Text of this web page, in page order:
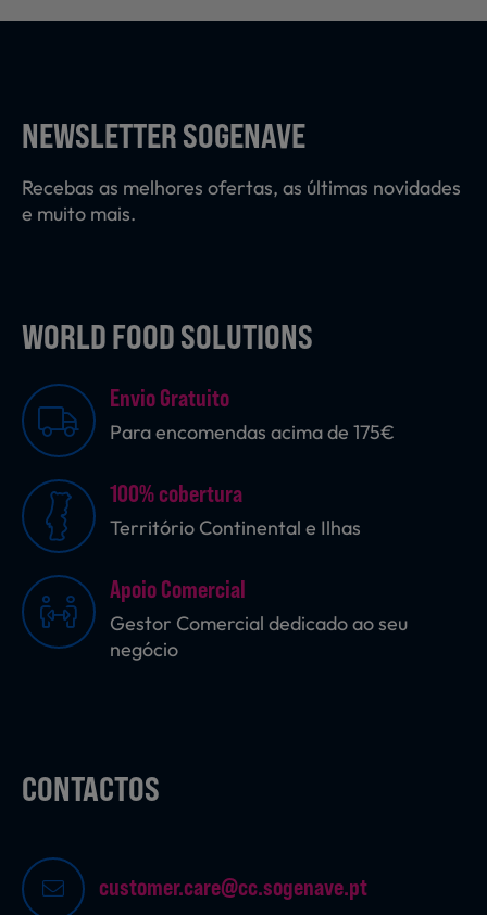
NEWSLETTER SOGENAVE
Recebas as melhores ofertas, as últimas novidades
e muito mais.
WORLD FOOD SOLUTIONS
Envio Gratuito
Para encomendas acima de 175€
100% cobertura
Território Continental e Ilhas
Apoio Comercial
Gestor Comercial dedicado ao seu
negócio
CONTACTOS
customer.care@cc.sogenave.pt